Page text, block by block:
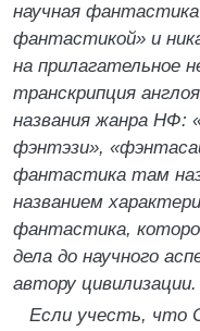
научная
фантастикой» и
на прилагательное
транскрипция
названия жанра НФ:
фэнтэзи»,
фантастика там
названием
фантастика,
дела до научного
автору
Если учесть, что